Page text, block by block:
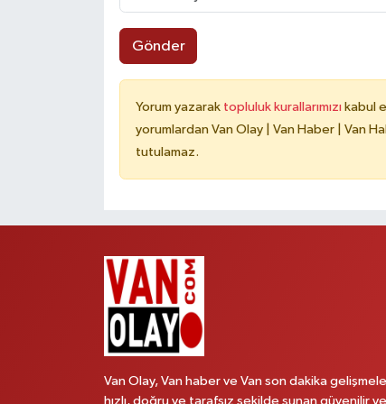
Gönder
Yorum yazarak topluluk kurallarımızı kabul
yorumlardan Van Olay | Van Haber | Van
tutulamaz.
Van Olay, Van haber ve Van son dakika
hızlı, doğru ve tarafsız şekilde sunan güvenilir